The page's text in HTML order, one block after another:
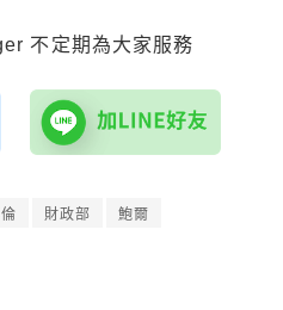
不定期為大家服務
財政部 鮑爾